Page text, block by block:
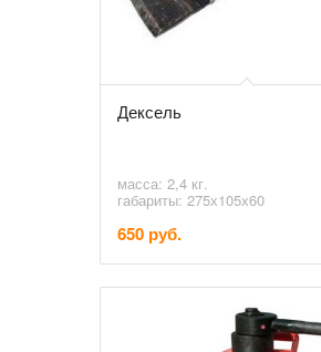
Дексель
масса: 2,4 кг.
габариты: 275х105х60
650 руб.